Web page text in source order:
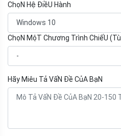
ChọN Hệ ĐiềU Hành
ChọN MộT Chương Trình ChiếU
Hãy Miêu Tả VấN Đề CủA BạN